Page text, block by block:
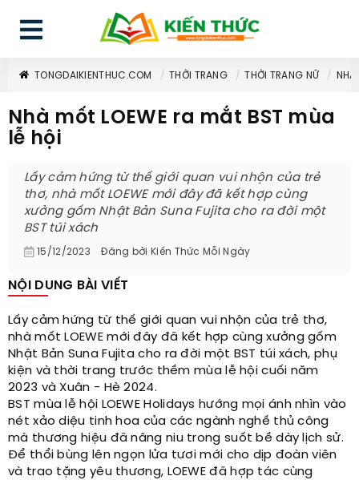
TONGDAIKIENTHUC.COM THỜI TRANG THỜI TRANG NỮ
Nhà mốt LOEWE ra mắt BST mùa
lễ hội
Lấy cảm hứng từ thế giới quan vui nhộn của trẻ
thơ, nhà mốt LOEWE mới đây đã kết hợp cùng
xưởng gốm Nhật Bản Suna Fujita cho ra đời một
BST túi xách
15/12/2023 Đăng bởi Kiến Thức Mỗi Ngày
NỘI DUNG BÀI VIẾT
Lấy cảm hứng từ thế giới quan vui nhộn của trẻ thơ,
nhà mốt LOEWE mới đây đã kết hợp cùng xưởng gốm
Nhật Bản Suna Fujita cho ra đời một BST túi xách, phụ
kiện và thời trang trước thềm mùa lễ hội cuối năm
2023 và Xuân - Hè 2024.
BST mùa lễ hội LOEWE Holidays hướng mọi ánh nhìn vào
nét xảo diệu tinh hoa của các ngành nghề thủ công
mà thương hiệu đã nâng niu trong suốt bề dày lịch sử.
Để thổi bùng lên ngọn lửa tươi mới cho dịp đoàn viên
và trao tặng yêu thương, LOEWE đã hợp tác cùng